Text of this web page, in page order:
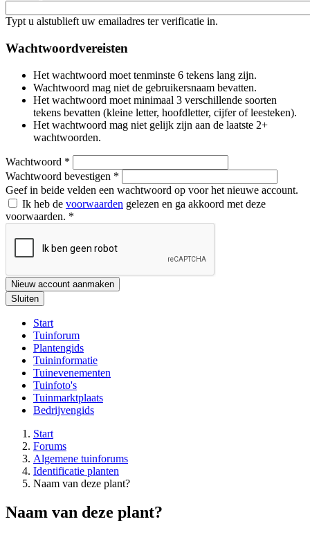
Typt u alstublieft uw emailadres ter verificatie in.
Wachtwoordvereisten
Het wachtwoord moet tenminste 6 tekens lang zijn.
Wachtwoord mag niet de gebruikersnaam bevatten.
Het wachtwoord moet minimaal 3 verschillende soorten
tekens bevatten (kleine letter, hoofdletter, cijfer of leesteken).
Het wachtwoord mag niet gelijk zijn aan de laatste 2+
wachtwoorden.
Wachtwoord *
Wachtwoord bevestigen *
Geef in beide velden een wachtwoord op voor het nieuwe account.
Ik heb de voorwaarden gelezen en ga akkoord met deze
voorwaarden. *
Nieuw account aanmaken
Sluiten
Start
Tuinforum
Plantengids
Tuininformatie
Tuinevenementen
Tuinfoto's
Tuinmarktplaats
Bedrijvengids
Start
Forums
Algemene tuinforums
Identificatie planten
Naam van deze plant?
Naam van deze plant?